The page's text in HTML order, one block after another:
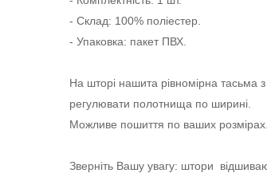
- Склад: 100% поліестер.
- Упаковка: пакет ПВХ.
На шторі нашита рівномірна тасьма
регулювати полотнища по ширині.
Можливе пошиття по ваших
Зверніть Вашу увагу: штори